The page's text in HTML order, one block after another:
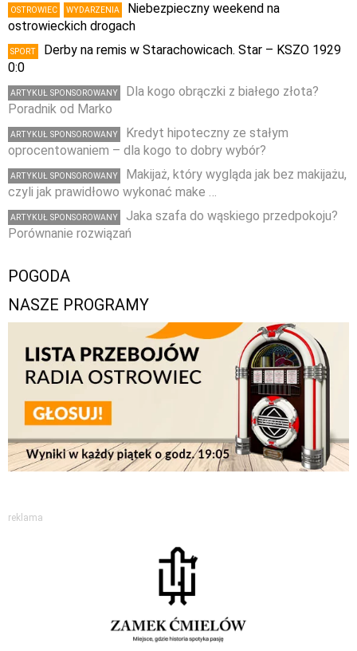
OSTROWIEC WYDARZENIA
Niebezpieczny weekend na
ostrowieckich drogach
SPORT
Derby na remis w Starachowicach. Star – KSZO 1929
0:0
ARTYKUŁ SPONSOROWANY
Dla kogo obrączki z białego złota?
Poradnik od Marko
ARTYKUŁ SPONSOROWANY
Kredyt hipoteczny ze stałym
oprocentowaniem – dla kogo to dobry wybór?
ARTYKUŁ SPONSOROWANY
Makijaż, który wygląda jak bez makijażu,
czyli jak prawidłowo wykonać make …
ARTYKUŁ SPONSOROWANY
Jaka szafa do wąskiego przedpokoju?
Porównanie rozwiązań
POGODA
NASZE PROGRAMY
reklama